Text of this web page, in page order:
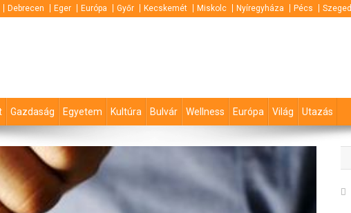
Debrecen Eger Európa Győr Kecskemét Miskolc Nyíregyháza Pécs Szeged
Gazdaság Egyetem Kultúra Bulvár Wellness Európa Világ Utazás